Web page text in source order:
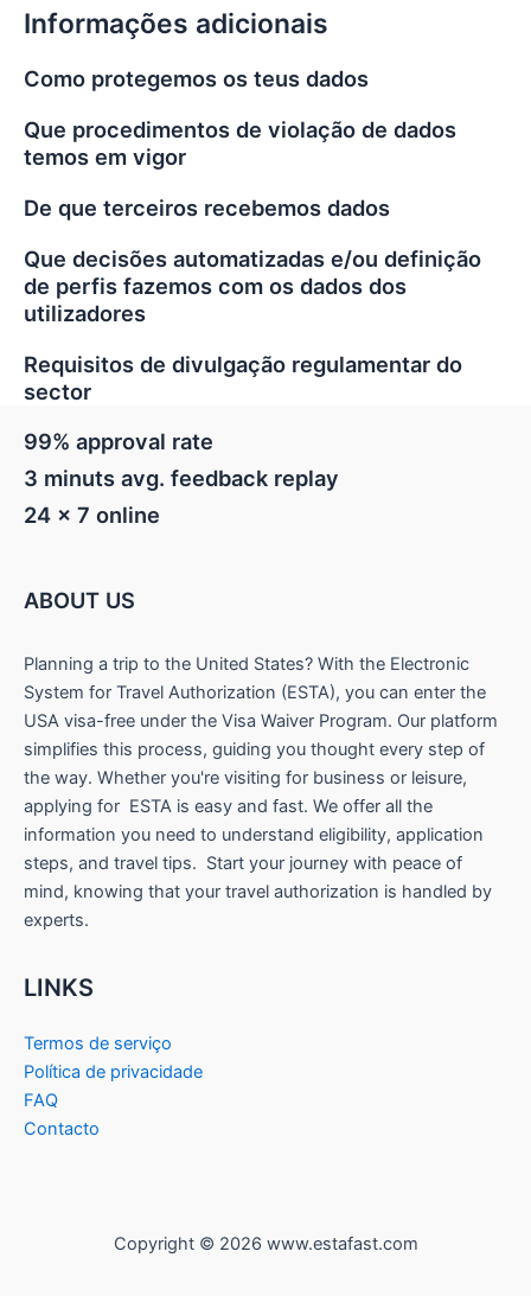
Informações adicionais
Como protegemos os teus dados
Que procedimentos de violação de dados
temos em vigor
De que terceiros recebemos dados
Que decisões automatizadas e/ou definição
de perfis fazemos com os dados dos
utilizadores
Requisitos de divulgação regulamentar do
sector
99% approval rate
3 minuts avg. feedback replay
24 x 7 online
ABOUT US
Planning a trip to the United States? With the Electronic
System for Travel Authorization (ESTA), you can enter the
USA visa-free under the Visa Waiver Program. Our platform
simplifies this process, guiding you thought every step of
the way. Whether you're visiting for business or leisure,
applying for ESTA is easy and fast. We offer all the
information you need to understand eligibility, application
steps, and travel tips. Start your journey with peace of
mind, knowing that your travel authorization is handled by
experts.
LINKS
Termos de serviço
Política de privacidade
FAQ
Contacto
Copyright © 2026 www.estafast.com